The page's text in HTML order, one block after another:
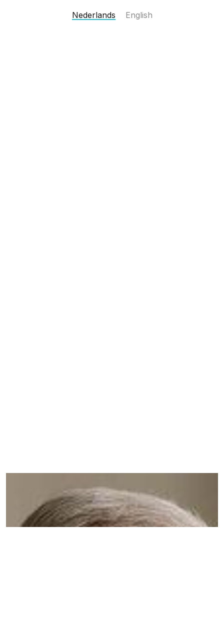
Nederlands English